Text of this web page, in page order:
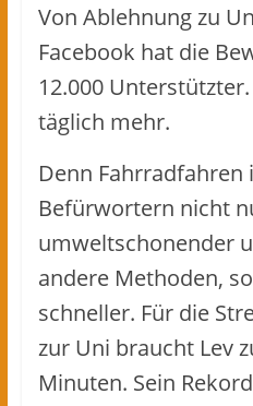
Von Ablehnung zu
Facebook hat die
12.000
täglich mehr.
Denn Fahrradfahren
Befürwortern nicht
umweltschonender
andere Methoden,
schneller. Für die
zur Uni braucht Lev
Minuten. Sein